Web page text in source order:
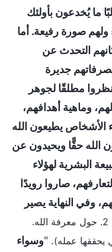
ما يُخدعون بأولئك
ولهم صورة رفيعة. أما
التحدث عن
جديرة
مطلقًا لجوهر
وماهية أهدافهم،
الأشخاص يطيعون الله
الله حقًّا ويحيدون عن
البشرية لهؤلاء
صاروا رويدًا
وفي النهاية يصير
(الكلمة، ج. 2. حول معرفة الله.
يحققها عمله). "وسواء